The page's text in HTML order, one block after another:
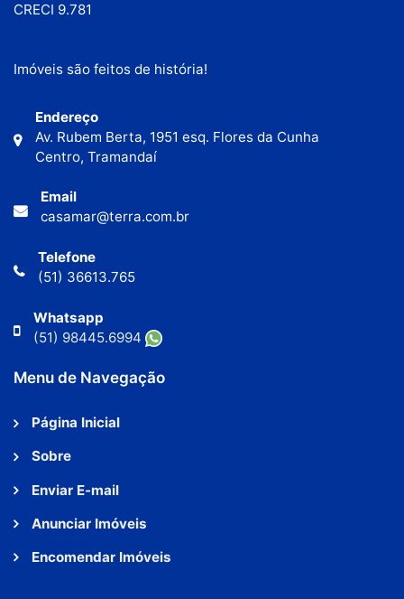
CRECI 9.781
Imóveis são feitos de história!
Endereço
Av. Rubem Berta, 1951 esq. Flores da Cunha
Centro, Tramandaí
Email
casamar@terra.com.br
Telefone
(51) 36613.765
Whatsapp
(51) 98445.6994
Menu de Navegação
Página Inicial
Sobre
Enviar E-mail
Anunciar Imóveis
Encomendar Imóveis